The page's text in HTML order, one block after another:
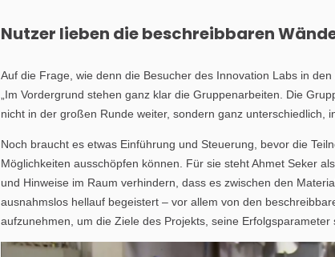
Nutzer lieben die beschreibbaren
Auf die Frage, wie denn die Besucher des Innovation Labs in
„Im Vordergrund stehen ganz klar die Gruppenarbeiten. Die
nicht in der großen Runde weiter, sondern ganz unterschiedlich,
Noch braucht es etwas Einführung und Steuerung, bevor die
Möglichkeiten ausschöpfen können. Für sie steht Ahmet Seker
und Hinweise im Raum verhindern, dass es zwischen den
ausnahmslos hellauf begeistert – vor allem von den
aufzunehmen, um die Ziele des Projekts, seine